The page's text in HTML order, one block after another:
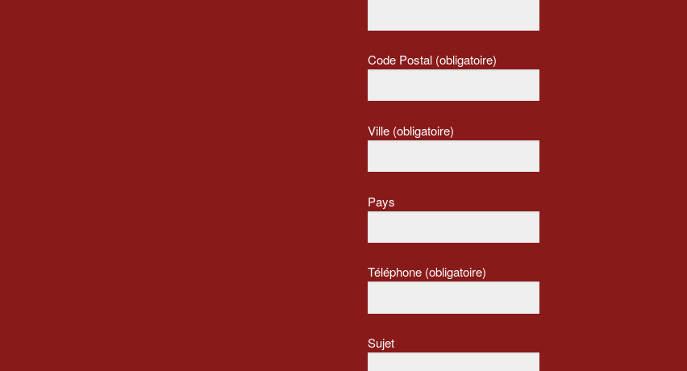
Code Postal (obligatoire)
Ville (obligatoire)
Pays
Téléphone (obligatoire)
Sujet